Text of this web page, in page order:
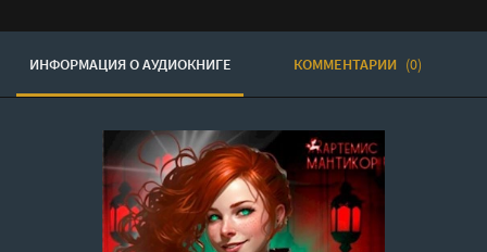
ИНФОРМАЦИЯ О АУДИОКНИГЕ КОММЕНТАРИИ (0)